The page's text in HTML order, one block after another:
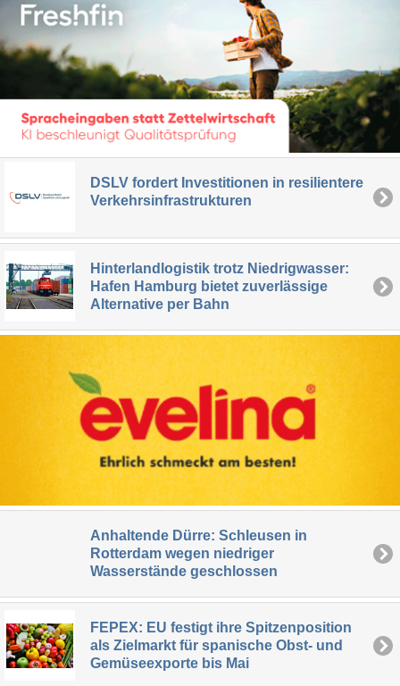
DSLV fordert Investitionen in resilientere
Verkehrsinfrastrukturen
Hinterlandlogistik trotz Niedrigwasser:
Hafen Hamburg bietet zuverlässige
Alternative per Bahn
Anhaltende Dürre: Schleusen in
Rotterdam wegen niedriger
Wasserstände geschlossen
FEPEX: EU festigt ihre Spitzenposition
als Zielmarkt für spanische Obst- und
Gemüseexporte bis Mai